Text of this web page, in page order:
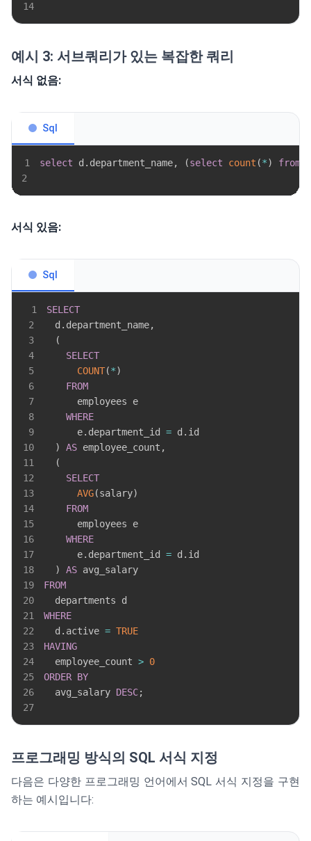
14
예시 3: 서브쿼리가 있는 복잡한 쿼리
서식 없음:
Sql
1 select d . department_name, (select count (*) from
2
서식 있음:
Sql
1
SELECT
2
  d
. department_name,
3
(
4
SELECT
5
COUNT(*)
6
FROM
7
      employees e
8
WHERE
9
      e
. department_id = d .
10
) AS employee_count ,
11
(
12
SELECT
13
AVG(salary)
14
FROM
15
      employees e
16
WHERE
17
      e
. department_id = d .
18
) AS
avg_salary
19
FROM
20
21
WHERE
22
  d
. active = TRUE
23
HAVING
24
  employee_count
> 0
25
ORDER BY
26
  avg_salary
DESC;
27
프로그래밍 방식의 SQL 서식 지정
다음은 다양한 프로그래밍 언어에서 SQL 서식 지정을 구현
하는 예시입니다: